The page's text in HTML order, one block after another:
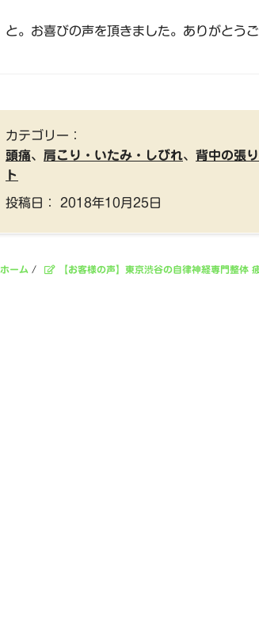
と。お喜びの声を頂きました。ありがとうご
カテゴリー：
頭痛、 肩こり・いたみ・しびれ、 背中の張
ト
投稿日： 2018年10月25日
ホーム / 【お客様の声】東京渋谷の自律神経専門整体